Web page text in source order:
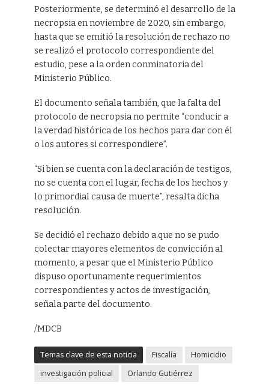
Posteriormente, se determinó el desarrollo de la
necropsia en noviembre de 2020, sin embargo,
hasta que se emitió la resolución de rechazo no
se realizó el protocolo correspondiente del
estudio, pese a la orden conminatoria del
Ministerio Público.
El documento señala también, que la falta del
protocolo de necropsia no permite “conducir a
la verdad histórica de los hechos para dar con él
o los autores si correspondiere”.
“Si bien se cuenta con la declaración de testigos,
no se cuenta con el lugar, fecha de los hechos y
lo primordial causa de muerte”, resalta dicha
resolución.
Se decidió el rechazo debido a que no se pudo
colectar mayores elementos de convicción al
momento, a pesar que el Ministerio Público
dispuso oportunamente requerimientos
correspondientes y actos de investigación,
señala parte del documento.
/MDCB
Temas clave de esta noticia Fiscalía
Homicidio
investigación policial
Orlando Gutiérrez